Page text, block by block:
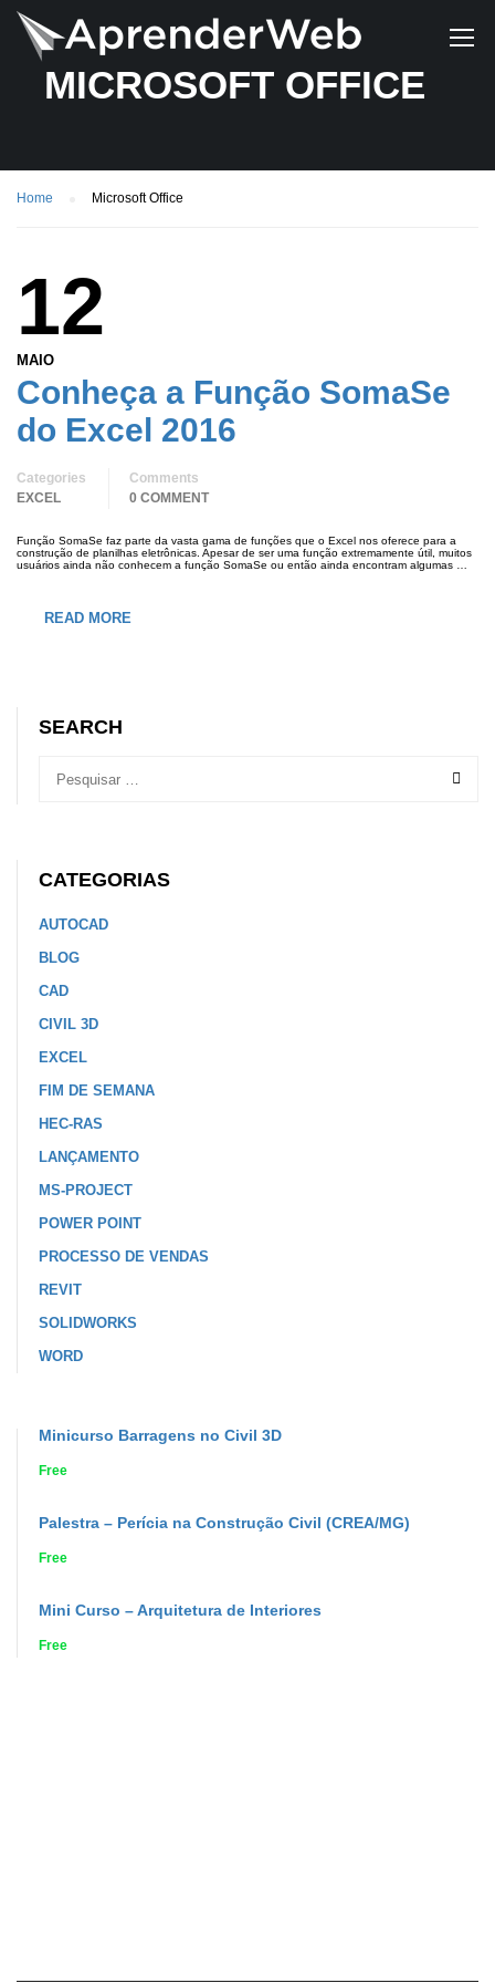
MICROSOFT OFFICE
Home Microsoft Office
12
MAIO
Conheça a Função SomaSe
do Excel 2016
Categories
EXCEL
Comments
0 COMMENT
Função SomaSe faz parte da vasta gama de funções que o Excel nos oferece para a
construção de planilhas eletrônicas. Apesar de ser uma função extremamente útil, muitos
usuários ainda não conhecem a função SomaSe ou então ainda encontram algumas …
READ MORE
SEARCH
CATEGORIAS
AUTOCAD
BLOG
CAD
CIVIL 3D
EXCEL
FIM DE SEMANA
HEC-RAS
LANÇAMENTO
MS-PROJECT
POWER POINT
PROCESSO DE VENDAS
REVIT
SOLIDWORKS
WORD
Minicurso Barragens no Civil 3D
Free
Palestra – Perícia na Construção Civil (CREA/MG)
Free
Mini Curso – Arquitetura de Interiores
Free